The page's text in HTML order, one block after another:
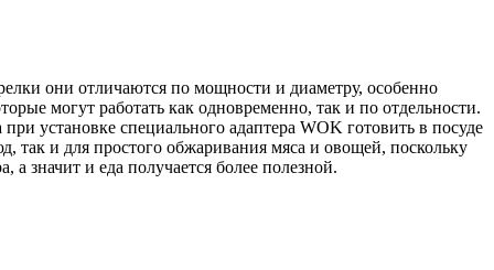
они отличаются по мощности и диаметру, особенно
могут работать как одновременно, так и по отдельности.
установке специального адаптера WOK готовить в посуде
так и для простого обжаривания мяса и овощей, поскольку
значит и еда получается более полезной.